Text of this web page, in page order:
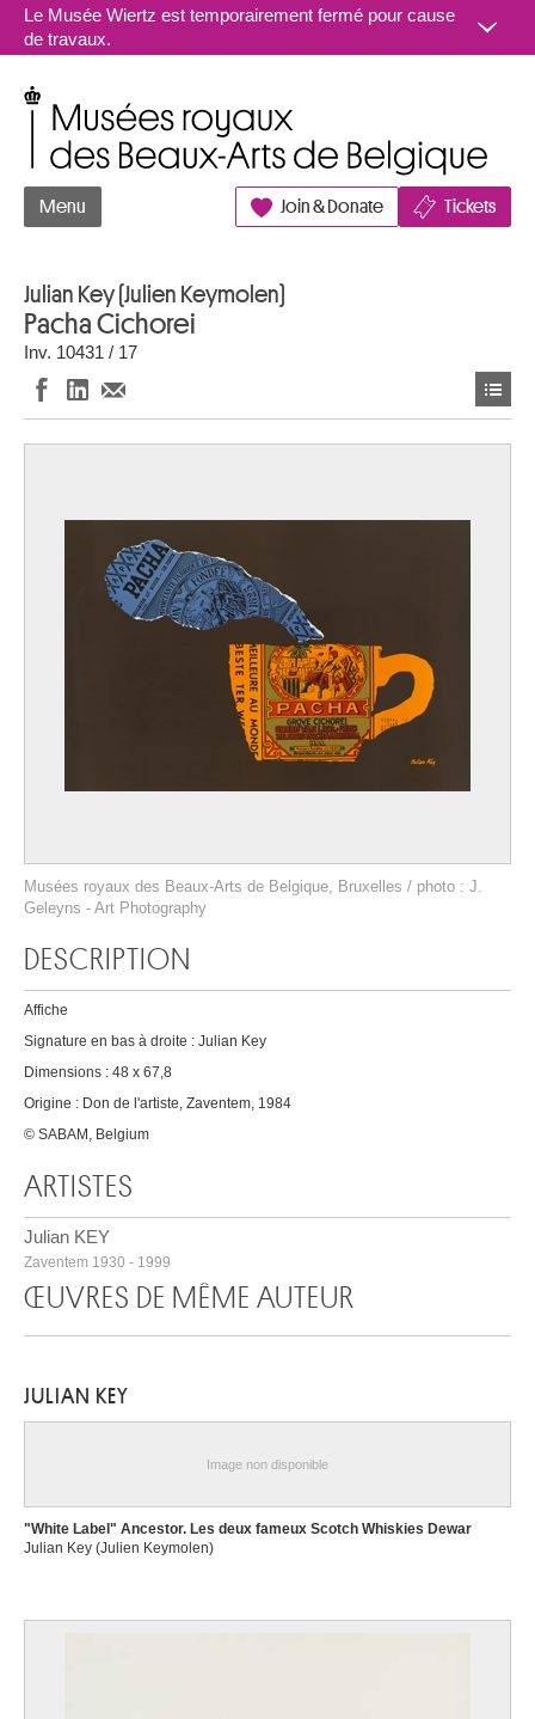
Aller au contenu
Le Musée Wiertz est temporairement fermé pour cause
de travaux.
Menu Join & Donate Tickets
Julian Key (Julien Keymolen)
Pacha Cichorei
Inv. 10431 / 17
Musées royaux des Beaux-Arts de Belgique, Bruxelles / photo : J.
Geleyns - Art Photography
DESCRIPTION
Affiche
Signature en bas à droite : Julian Key
Dimensions : 48 x 67,8
Origine : Don de l'artiste, Zaventem, 1984
© SABAM, Belgium
ARTISTES
Julian KEY
Zaventem 1930 - 1999
ŒUVRES DE MÊME AUTEUR
JULIAN KEY
Image non disponible
"White Label" Ancestor. Les deux fameux Scotch Whiskies Dewar
Julian Key (Julien Keymolen)